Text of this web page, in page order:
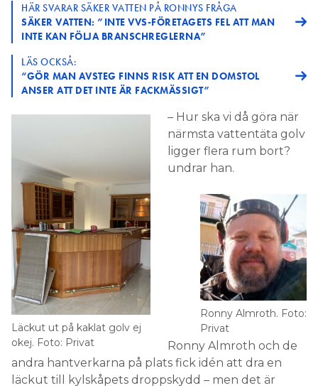
HÄR SVARAR SÄKER VATTEN PÅ RONNYS FRÅGA
SÄKER VATTEN: ”INTE VVS-FÖRETAGETS FEL ATT MAN
INTE KAN FÖLJA BRANSCHREGLERNA”
LÄS OCKSÅ:
“GÖR MAN AVSTEG FINNS RISK ATT EN DOMSTOL
ANSER ATT DET INTE ÄR FACKMÄSSIGT”
Läckut ut på kaklat golv ej
okej. Foto: Privat
– Hur ska vi då göra när
närmsta vattentäta golv
ligger flera rum bort?
undrar han.
Ronny Almroth. Foto:
Privat
Ronny Almroth och de
andra hantverkarna på plats fick idén att dra en
läckut till kylskåpets droppskydd – men det är